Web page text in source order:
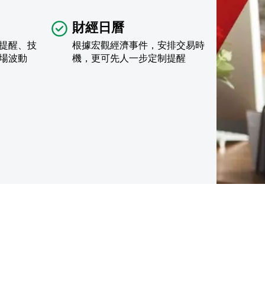
醒、技
波動
財經日曆
根據宏觀經濟事件，安排交易時
機，更可先人一步定制提醒